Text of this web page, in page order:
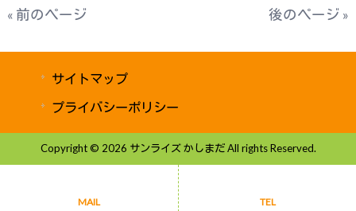
« 前のページ 後のページ »
サイトマップ
プライバシーポリシー
Copyright © 2026 サンライズ かしまだ All rights Reserved.
MAIL TEL